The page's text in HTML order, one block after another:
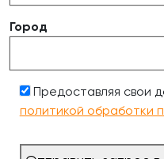
Город
Предоставляя свои
политикой обработки